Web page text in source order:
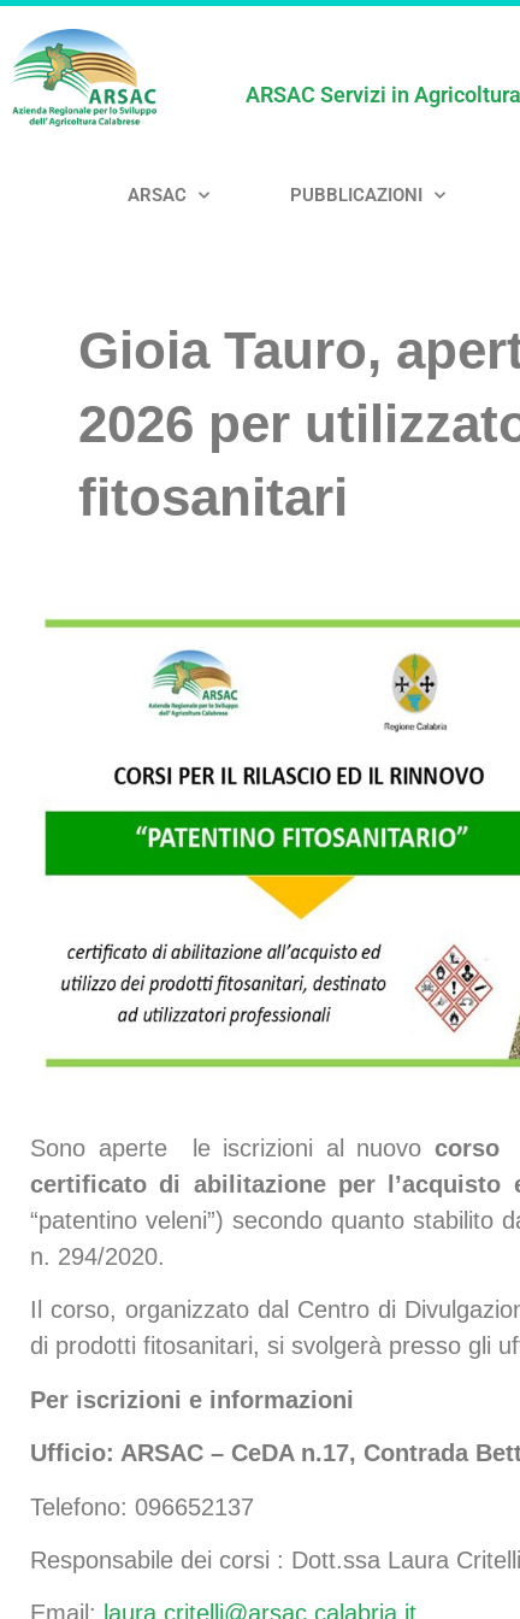
ARSAC Servizi in
ARSAC PUBBLICAZIONI
Gioia Tauro,
2026 per
fitosanitari
Sono aperte le iscrizioni al nuovo corso
certificato di abilitazione per
“patentino veleni”) secondo quanto stabilito
n. 294/2020.
Il corso, organizzato dal Centro di
di prodotti fitosanitari, si svolgerà presso gli
Per iscrizioni e informazioni
Ufficio: ARSAC – CeDA n.17, Contrada
Telefono: 096652137
Responsabile dei corsi : Dott.ssa Laura Critelli
Email: laura.critelli@arsac.calabria.it